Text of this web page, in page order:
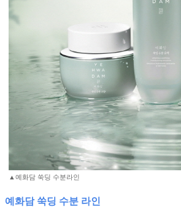
▲예화담 쑥딩 수분라인
예화담 쑥딩 수분 라인